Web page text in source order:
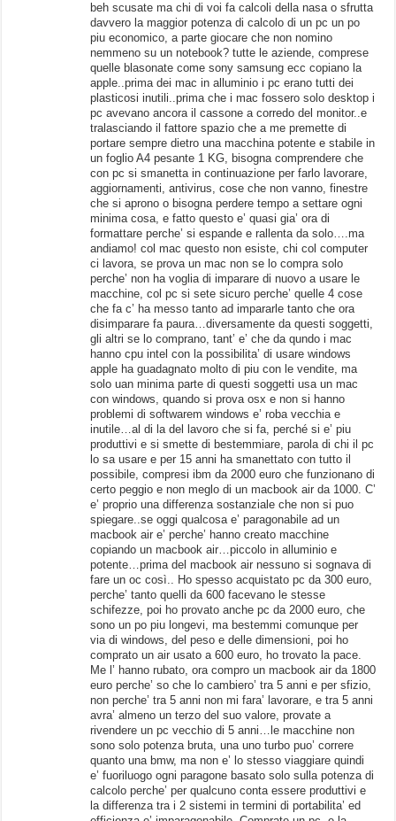
beh scusate ma chi di voi fa calcoli della nasa o sfrutta
davvero la maggior potenza di calcolo di un pc un po
piu economico, a parte giocare che non nomino
nemmeno su un notebook? tutte le aziende, comprese
quelle blasonate come sony samsung ecc copiano la
apple..prima dei mac in alluminio i pc erano tutti dei
plasticosi inutili..prima che i mac fossero solo desktop i
pc avevano ancora il cassone a corredo del monitor..e
tralasciando il fattore spazio che a me premette di
portare sempre dietro una macchina potente e stabile in
un foglio A4 pesante 1 KG, bisogna comprendere che
con pc si smanetta in continuazione per farlo lavorare,
aggiornamenti, antivirus, cose che non vanno, finestre
che si aprono o bisogna perdere tempo a settare ogni
minima cosa, e fatto questo e’ quasi gia’ ora di
formattare perche’ si espande e rallenta da solo….ma
andiamo! col mac questo non esiste, chi col computer
ci lavora, se prova un mac non se lo compra solo
perche’ non ha voglia di imparare di nuovo a usare le
macchine, col pc si sete sicuro perche’ quelle 4 cose
che fa c’ ha messo tanto ad impararle tanto che ora
disimparare fa paura…diversamente da questi soggetti,
gli altri se lo comprano, tant’ e’ che da qundo i mac
hanno cpu intel con la possibilita’ di usare windows
apple ha guadagnato molto di piu con le vendite, ma
solo uan minima parte di questi soggetti usa un mac
con windows, quando si prova osx e non si hanno
problemi di softwarem windows e’ roba vecchia e
inutile…al di la del lavoro che si fa, perché si e’ piu
produttivi e si smette di bestemmiare, parola di chi il pc
lo sa usare e per 15 anni ha smanettato con tutto il
possibile, compresi ibm da 2000 euro che funzionano di
certo peggio e non meglo di un macbook air da 1000. C’
e’ proprio una differenza sostanziale che non si puo
spiegare..se oggi qualcosa e’ paragonabile ad un
macbook air e’ perche’ hanno creato macchine
copiando un macbook air…piccolo in alluminio e
potente…prima del macbook air nessuno si sognava di
fare un oc così.. Ho spesso acquistato pc da 300 euro,
perche’ tanto quelli da 600 facevano le stesse
schifezze, poi ho provato anche pc da 2000 euro, che
sono un po piu longevi, ma bestemmi comunque per
via di windows, del peso e delle dimensioni, poi ho
comprato un air usato a 600 euro, ho trovato la pace.
Me l’ hanno rubato, ora compro un macbook air da 1800
euro perche’ so che lo cambiero’ tra 5 anni e per sfizio,
non perche’ tra 5 anni non mi fara’ lavorare, e tra 5 anni
avra’ almeno un terzo del suo valore, provate a
rivendere un pc vecchio di 5 anni…le macchine non
sono solo potenza bruta, una uno turbo puo’ correre
quanto una bmw, ma non e’ lo stesso viaggiare quindi
e’ fuoriluogo ogni paragone basato solo sulla potenza di
calcolo perche’ per qualcuno conta essere produttivi e
la differenza tra i 2 sistemi in termini di portabilita’ ed